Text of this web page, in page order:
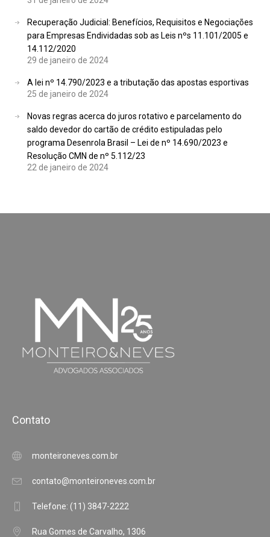
Recuperação Judicial: Benefícios, Requisitos e Negociações
para Empresas Endividadas sob as Leis nºs 11.101/2005 e
14.112/2020
29 de janeiro de 2024
A lei nº 14.790/2023 e a tributação das apostas esportivas
25 de janeiro de 2024
Novas regras acerca do juros rotativo e parcelamento do
saldo devedor do cartão de crédito estipuladas pelo
programa Desenrola Brasil – Lei de nº 14.690/2023 e
Resolução CMN de nº 5.112/23
22 de janeiro de 2024
Contato
monteironeves.com.br
contato@monteironeves.com.br
Telefone: (11) 3847-2222
Rua Gomes de Carvalho, 1306